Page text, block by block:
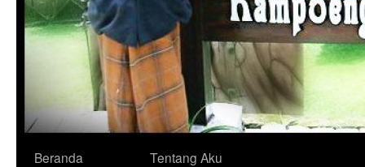
Langsung
Beranda Tentang Aku